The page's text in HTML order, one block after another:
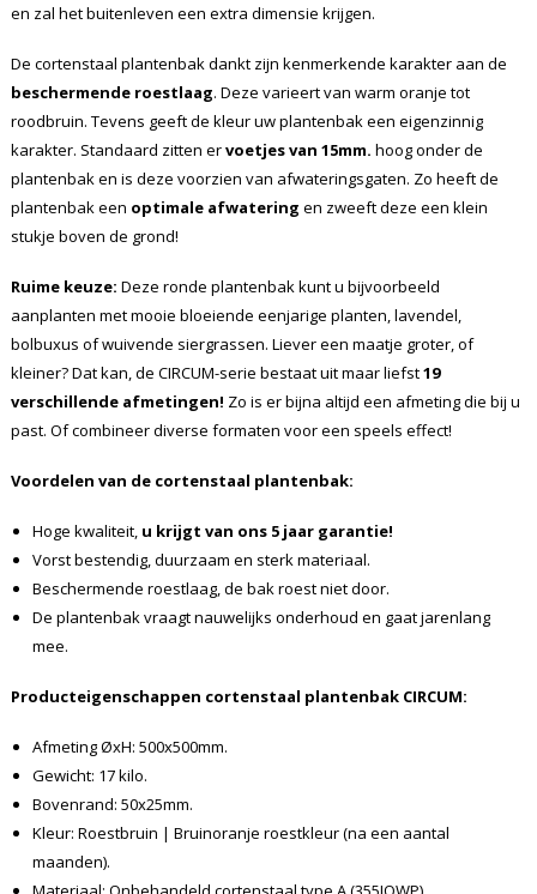
en zal het buitenleven een extra dimensie krijgen.
De cortenstaal plantenbak dankt zijn kenmerkende karakter aan de
beschermende roestlaag. Deze varieert van warm oranje tot
roodbruin. Tevens geeft de kleur uw plantenbak een eigenzinnig
karakter. Standaard zitten ervoetjes van 15mm. hoog onder de
plantenbak en is deze voorzien van afwateringsgaten. Zo heeft de
plantenbak een optimale afwatering en zweeft deze een klein
stukje boven de grond!
Ruime keuze: Deze ronde plantenbak kunt u bijvoorbeeld
aanplanten met mooie bloeiende eenjarige planten, lavendel,
bolbuxus of wuivende siergrassen. Liever een maatje groter, of
kleiner? Dat kan, de CIRCUM-serie bestaat uit maar liefst19
verschillende afmetingen! Zo is er bijna altijd een afmeting die bij u
past. Of combineer diverse formaten voor een speels effect!
Voordelen van de cortenstaal plantenbak:
Hoge kwaliteit, u krijgt van ons 5 jaar garantie!
Vorst bestendig, duurzaam en sterk materiaal.
Beschermende roestlaag, de bak roest niet door.
De plantenbak vraagt nauwelijks onderhoud en gaat jarenlang
mee.
Producteigenschappen cortenstaal plantenbak CIRCUM:
Afmeting ØxH: 500x500mm.
Gewicht: 17 kilo.
Bovenrand: 50x25mm.
Kleur: Roestbruin | Bruinoranje roestkleur (na een aantal
maanden).